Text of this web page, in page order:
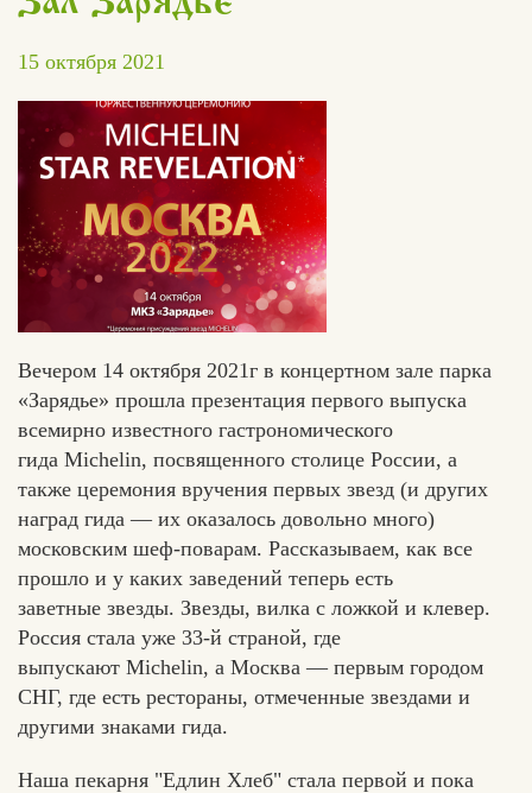
Едлин
Вконтакте
Max
15 октября 2021
Вечером 14 октября 2021г в концертном зале парка
«Зарядье» прошла презентация первого выпуска
всемирно известного гастрономического
гида Michelin, посвященного столице России, а
также церемония вручения первых звезд (и других
наград гида — их оказалось довольно много)
московским шеф-поварам. Рассказываем, как все
прошло и у каких заведений теперь есть
заветные звезды. Звезды, вилка с ложкой и клевер.
Россия стала уже 33-й страной, где
выпускают Michelin, а Москва — первым городом
СНГ, где есть рестораны, отмеченные звездами и
другими знаками гида.
Наша пекарня "Едлин Хлеб" стала первой и пока